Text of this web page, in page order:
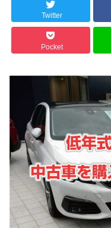
Twitter
Pocket